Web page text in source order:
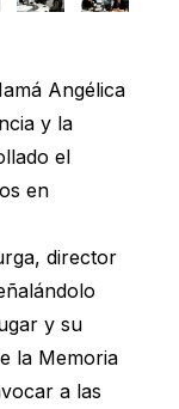
Angélica
y la
el
en
director
y su
la Memoria
a las